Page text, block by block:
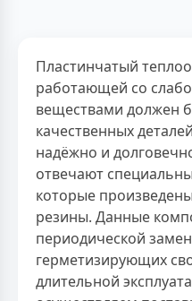
Пластинчатый
работающей со
веществами должен
качественных
надёжно и
отвечают
которые
резины. Данные
периодической
герметизирующих
длительной